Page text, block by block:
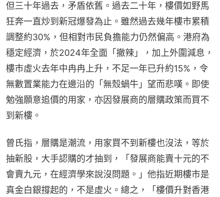
但三十年過去，矛盾依舊。過去二十年，樓價如野馬
狂奔一直炒到新冠爆發為止。雖然過去幾年樓市累積
調整約30%，但相對市民負擔能力仍然偏高。港府為
穩定經濟，於2024年全面「撤辣」，加上外圍減息，
樓市虛火去年中冉冉上升，不足一年已升約15%，令
無數置業能力在邊沿的「無殼蝸牛」望而悲嘆。即使
勉強願意追價的用家，亦因發展商的層購政策而買不
到新樓。
曾氏指，層購是潮流，用家買不到新樓也沒法，等於
抽新股，大手認購的才抽到，「發展商能賣十元的不
會賣九元，在經濟學來說沒問題。」他指近期樓市是
真金白銀撐起的，不是虛火。總之，「樓價升對香港